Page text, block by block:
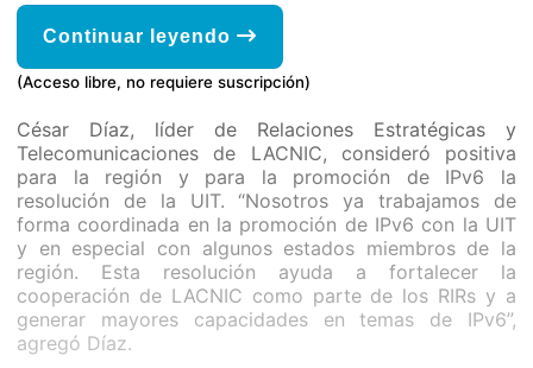
Continuar leyendo
(Acceso libre, no requiere suscripción)
César Díaz, líder de Relaciones Estratégicas y
Telecomunicaciones de LACNIC, consideró positiva
para la región y para la promoción de IPv6 la
resolución de la UIT. “Nosotros ya trabajamos de
forma coordinada en la promoción de IPv6 con la UIT
y en especial con algunos estados miembros de la
región. Esta resolución ayuda a fortalecer la
cooperación de LACNIC como parte de los RIRs y a
generar mayores capacidades en temas de IPv6”,
agregó Díaz.